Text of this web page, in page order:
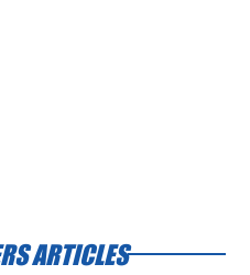
ARTICLES